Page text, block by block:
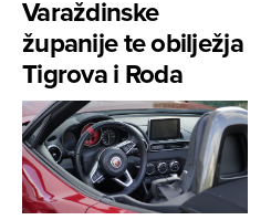
Varaždinske
županije te obilježja
Tigrova i Roda